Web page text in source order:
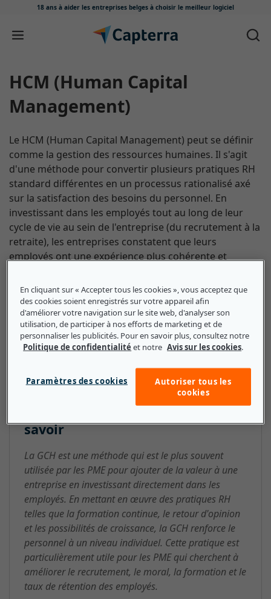
18 ans à aider les entreprises belges à choisir le meilleur logiciel
Passer au contenu
HCM (Human Capital
Management)
Le HCM (Human Capital Management) peut se définir
comme la gestion des ressources humaines. Il s'agit
d'une méthode pour convertir plusieurs pratiques RH
standard différentes en un processus rationalisé axé
sur la satisfaction des besoins du personnel. En
investissant dans les employés tout au long de leur
cycle de vie au sein de l'entreprise (du recrutement à la
retraite), les entreprises constatent que leurs
employés ont une expérience plus cohérente et
technologies telles que les logiciels HCM, les services
RH peuvent appliquer cette méthode à des processus
tels que le recrutement et la formation.
HCM (Human Capital
Management) : ce que les petites
et moyennes entreprises doivent
savoir
La GCH est une méthode qui est le plus souvent
utilisée par les PME pour ajouter de la valeur à une
entreprise en investissant directement dans les
employés. En mettant en œuvre des pratiques RH
telles que la formation continue, le retour d'opinion
et les possibilités de croissance, la GCH renforce le
personnel à un niveau individuel. Cette pratique est
particulièrement utile pour les PME qui cherchent à
améliorer le recrutement, le moral, la formation et le
taux de rétention des employés.
En cliquant sur « Accepter tous les cookies », vous acceptez que
des cookies soient enregistrés sur votre appareil afin
d'améliorer votre navigation sur le site web, d'analyser son
utilisation, de participer à nos efforts de marketing et de
personnaliser les publicités. Pour en savoir plus, consultez notre
Politique de confidentialité et notre Avis sur les cookies.
Autoriser tous les
cookies
Paramètres des cookies